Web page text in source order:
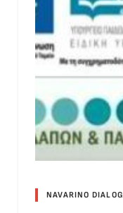
NAVARINO